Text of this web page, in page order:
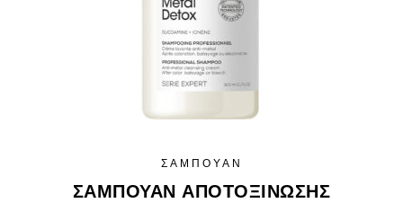
ΣΑΜΠΟΥΆΝ
ΣΑΜΠΟΥΆΝ ΑΠΟΤΟΞΊΝΩΣΗΣ